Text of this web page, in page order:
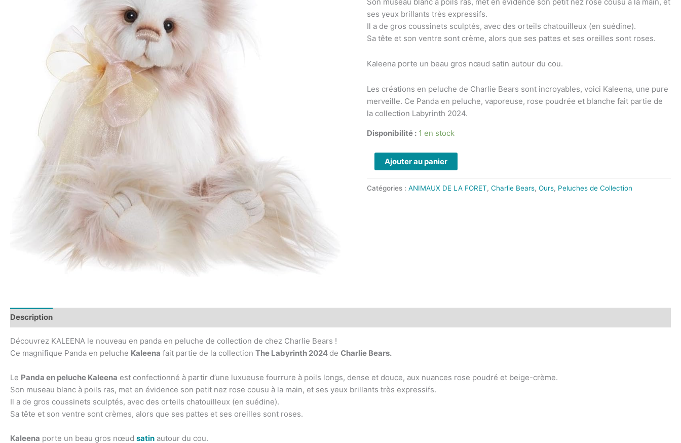
ses yeux brillants très expressifs.
Il a de gros coussinets sculptés, avec des orteils chatouilleux (en suédine).
Sa tête et son ventre sont crème, alors que ses pattes et ses oreilles sont roses.
Kaleena porte un beau gros nœud satin autour du cou.
Les créations en peluche de Charlie Bears sont incroyables, voici Kaleena, une pure
merveille. Ce Panda en peluche, vaporeuse, rose poudrée et blanche fait partie de
la collection Labyrinth 2024.
Disponibilité : 1 en stock
Bears
-
Collection
The
2024
Ajouter au panier
Catégories :ANIMAUX DE LA FORET,Charlie Bears,Ours, Peluches de Collection
Description
Découvrez KALEENA le nouveau en panda en peluche de collection de chez Charlie Bears !
Ce magnifique Panda en peluche Kaleena fait partie de la collection The Labyrinth 2024 de Charlie Bears.
Le Panda en peluche Kaleena est confectionné à partir d’une luxueuse fourrure à poils longs, dense et douce, aux nuances rose poudré et beige-crème.
Son museau blanc à poils ras, met en évidence son petit nez rose cousu à la main, et ses yeux brillants très expressifs.
Il a de gros coussinets sculptés, avec des orteils chatouilleux (en suédine).
Sa tête et son ventre sont crèmes, alors que ses pattes et ses oreilles sont roses.
Kaleena porte un beau gros nœud satin autour du cou.